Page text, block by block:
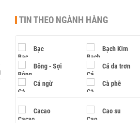
TIN THEO NGÀNH HÀNG
Bạc Bạch Kim
Bông - Sợi Cá da trơn
Cá ngừ Cà phê
Cacao Cao su